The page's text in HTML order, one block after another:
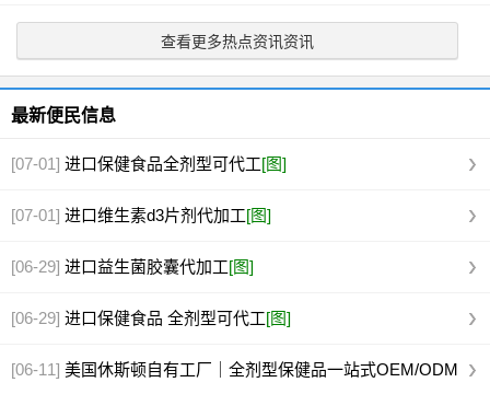
查看更多热点资讯资讯
最新便民信息
[07-01] 进口保健食品全剂型可代工[图]
[07-01] 进口维生素d3片剂代加工[图]
[06-29] 进口益生菌胶囊代加工[图]
[06-29] 进口保健食品 全剂型可代工[图]
[06-11] 美国休斯顿自有工厂｜全剂型保健品一站式OEM/ODM